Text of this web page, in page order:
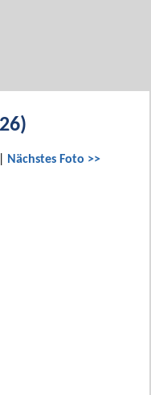
Nächstes Foto >>